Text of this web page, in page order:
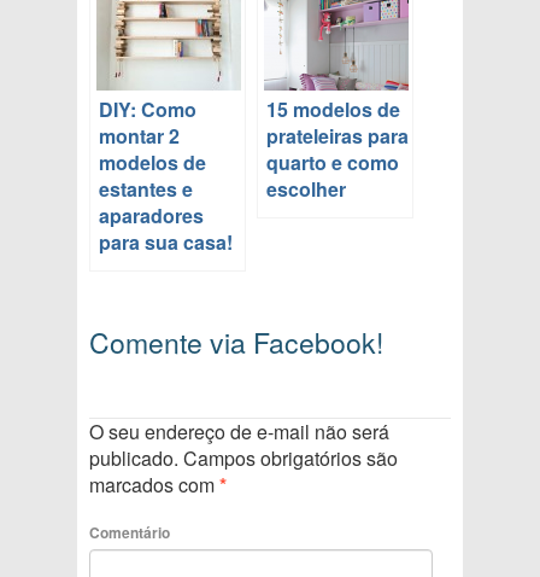
DIY: Como
montar 2
modelos de
estantes e
aparadores
para sua casa!
15 modelos de
prateleiras para
quarto e como
escolher
Comente via Facebook!
O seu endereço de e-mail não será
publicado. Campos obrigatórios são
marcados com*
Comentário